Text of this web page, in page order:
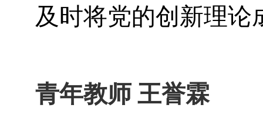
及时将党的创新理论
青年教师 王誉霖